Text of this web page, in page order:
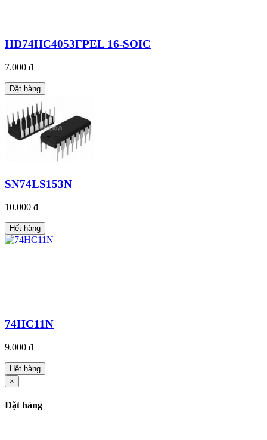
HD74HC4053FPEL 16-SOIC
7.000 đ
Đặt hàng
SN74LS153N
10.000 đ
Hết hàng
74HC11N
9.000 đ
Hết hàng
×
Đặt hàng